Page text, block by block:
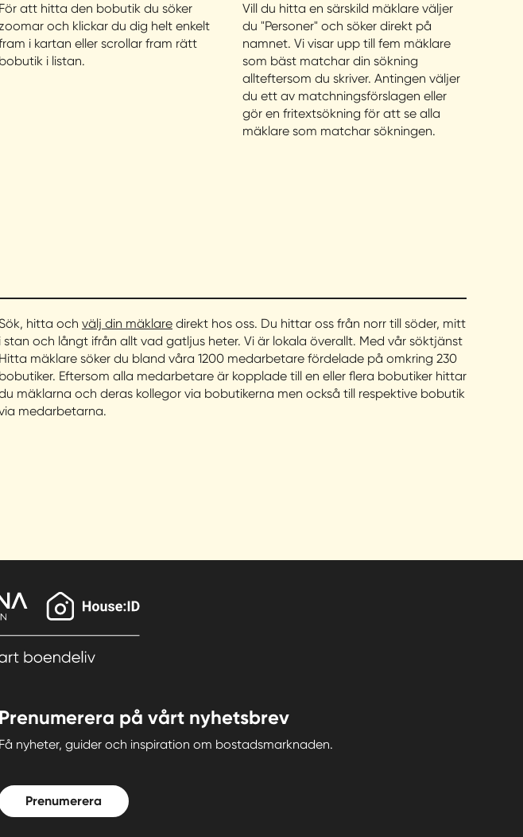
För att hitta den bobutik du söker
och klickar du dig helt enkelt
i kartan eller scrollar fram rätt
bobutik i listan.
Vill du hitta en särskild mäklare väljer
du "Personer" och söker direkt på
namnet. Vi visar upp till fem mäklare
som bäst matchar din sökning
allteftersom du skriver. Antingen väljer
du ett av matchningsförslagen eller
gör en fritextsökning för att se alla
mäklare som matchar sökningen.
hitta och välj din mäklare direkt hos oss. Du hittar oss från norr till söder, mitt
i stan och långt ifrån allt vad gatljus heter. Vi är lokala överallt. Med vår söktjänst
Hitta mäklare söker du bland våra 1200 medarbetare fördelade på omkring 230
bobutiker. Eftersom alla medarbetare är kopplade till en eller flera bobutiker hittar
mäklarna och deras kollegor via bobutikerna men också till respektive bobutik
medarbetarna.
Prenumerera på vårt nyhetsbrev
Få nyheter, guider och inspiration om bostadsmarknaden.
Prenumerera